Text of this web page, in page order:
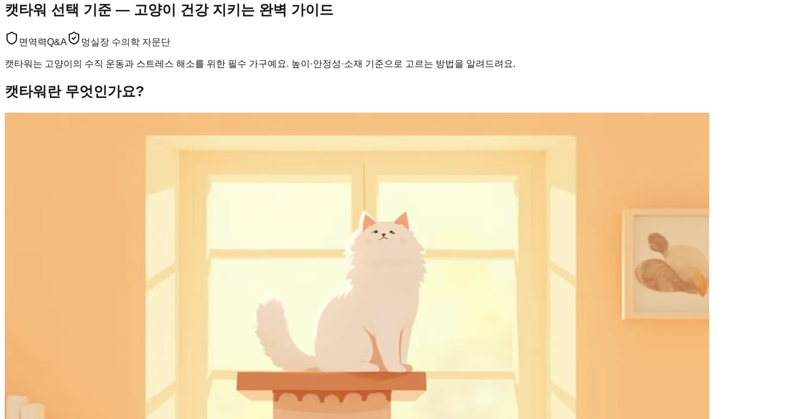
캣타워 선택 기준 — 고양이 건강 지키는 완벽 가이드
면역력Q&A 멍실장 수의학 자문단
캣타워는 고양이의 수직 운동과 스트레스 해소를 위한 필수 가구예요. 높이·안정성·소재 기준으로 고르는 방법을 알려드려요.
캣타워란 무엇인가요?